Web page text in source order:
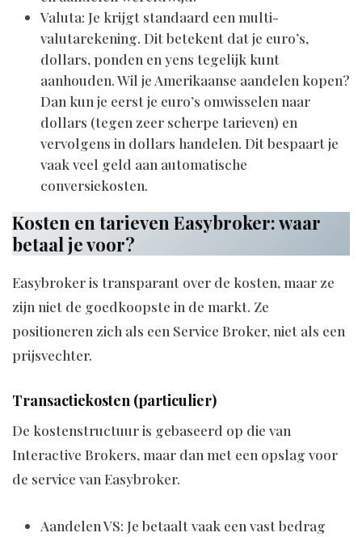
Valuta: Je krijgt standaard een multi-
valutarekening. Dit betekent dat je euro’s,
dollars, ponden en yens tegelijk kunt
aanhouden. Wil je Amerikaanse aandelen kopen?
Dan kun je eerst je euro’s omwisselen naar
dollars (tegen zeer scherpe tarieven) en
vervolgens in dollars handelen. Dit bespaart je
vaak veel geld aan automatische
conversiekosten.
Kosten en tarieven Easybroker: waar
betaal je voor?
Easybroker is transparant over de kosten, maar ze
zijn niet de goedkoopste in de markt. Ze
positioneren zich als een Service Broker, niet als een
prijsvechter.
Transactiekosten (particulier)
De kostenstructuur is gebaseerd op die van
Interactive Brokers, maar dan met een opslag voor
de service van Easybroker.
Aandelen VS: Je betaalt vaak een vast bedrag